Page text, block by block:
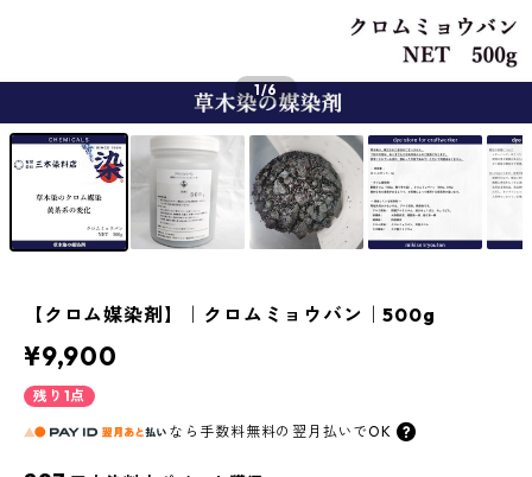
1/6
【クロム媒染剤】｜クロムミョウバン｜500g
¥9,900
残り1点
なら 手数料無料の 翌月払いでOK